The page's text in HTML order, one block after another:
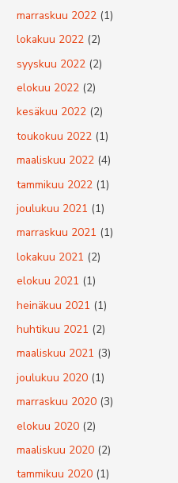
marraskuu 2022 (1)
lokakuu 2022 (2)
syyskuu 2022 (2)
elokuu 2022 (2)
kesäkuu 2022 (2)
toukokuu 2022 (1)
maaliskuu 2022 (4)
tammikuu 2022 (1)
joulukuu 2021 (1)
marraskuu 2021 (1)
lokakuu 2021 (2)
elokuu 2021 (1)
heinäkuu 2021 (1)
huhtikuu 2021 (2)
maaliskuu 2021 (3)
joulukuu 2020 (1)
marraskuu 2020 (3)
elokuu 2020 (2)
maaliskuu 2020 (2)
tammikuu 2020 (1)